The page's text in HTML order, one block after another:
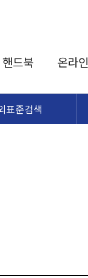
핸드북 온라
표준검색